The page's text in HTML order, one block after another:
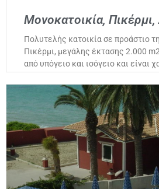
Μονοκατοικία,
Πολυτελής κατοικία σε προάστιο
Πικέρμι, μεγάλης έκτασης 2.000
από υπόγειο και ισόγειο και είναι